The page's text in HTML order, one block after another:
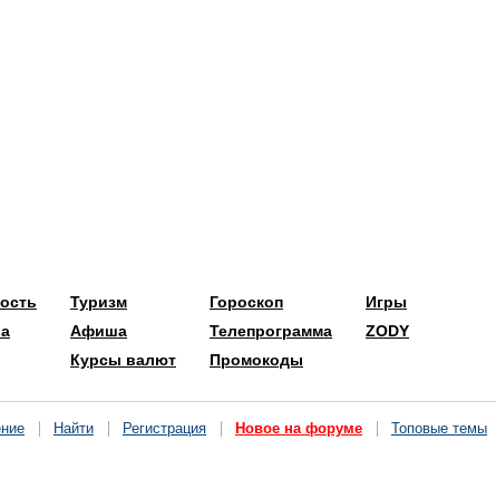
Туризм
Афиша
Курсы валют
Гороскоп
Телепрограмма
Промокоды
Игры
ZODY
Найти Регистрация Новое на форуме Топовые темы